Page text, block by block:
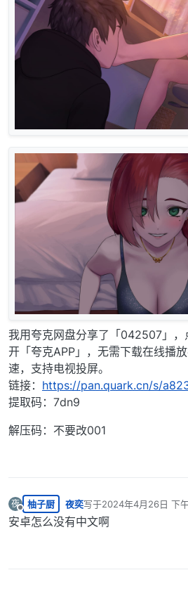
我用夸克网盘分享了「042507」，
开「夸克APP」，无需下载在线播
速，支持电视投屏。
链接： https://pan.quark.cn/s/
提取码：7dn9
解压码：不要改001
夜
离线
柚子厨 夜奕写于2024年4月26日 下
最后由 编辑
安卓怎么没有中文啊